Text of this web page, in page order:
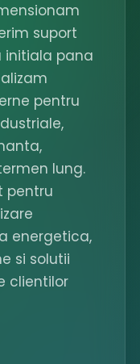
suport
pana
pentru
lung.
pentru
energetica,
si solutii
clientilor